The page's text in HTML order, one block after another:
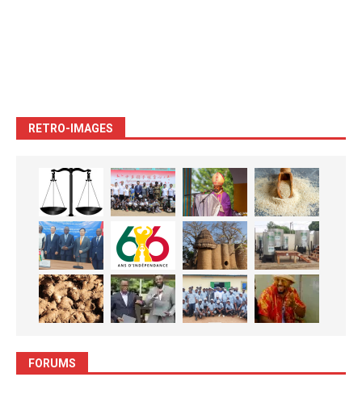
RETRO-IMAGES
FORUMS